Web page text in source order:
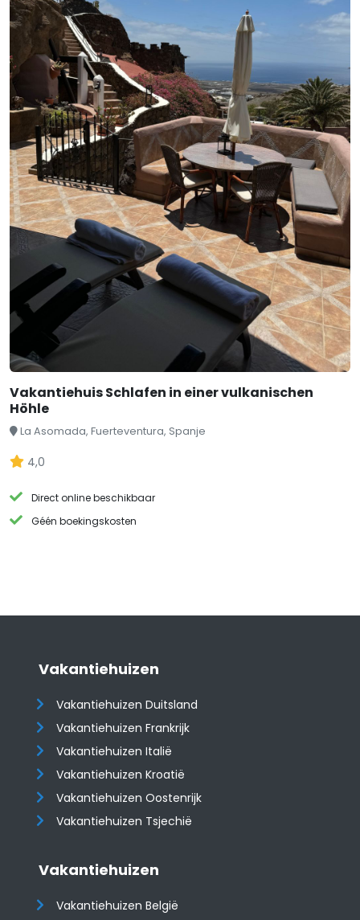
Vakantiehuis Schlafen in einer vulkanischen
Höhle
La Asomada, Fuerteventura, Spanje
4,0
Direct online beschikbaar
Géén boekingskosten
Vakantiehuizen
Vakantiehuizen Duitsland
Vakantiehuizen Frankrijk
Vakantiehuizen Italië
Vakantiehuizen Kroatië
​​​​​​​Vakantiehuizen Oostenrijk
Vakantiehuizen Tsjechië
Vakantiehuizen
Vakantiehuizen België